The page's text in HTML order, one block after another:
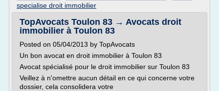
specialise droit immobilier
TopAvocats Toulon 83 → Avocats droit
immobilier à Toulon 83
Posted on 05/04/2013 by TopAvocats
Un bon avocat en droit immobilier à Toulon 83
Avocat spécialisé pour le droit immobilier sur Toulon 83
Veillez à n'omettre aucun détail en ce qui concerne votre
dossier, cela consolidera votre